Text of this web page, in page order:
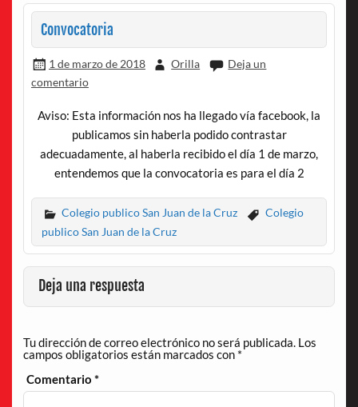
Convocatoria
1 de marzo de 2018 Orilla
Deja un
comentario
Aviso: Esta información nos ha llegado vía facebook, la
publicamos sin haberla podido contrastar
adecuadamente, al haberla recibido el día 1 de marzo,
entendemos que la convocatoria es para el día 2
Colegio publico San Juan de la Cruz
Colegio
publico San Juan de la Cruz
Deja una respuesta
Tu dirección de correo electrónico no será publicada. Los
campos obligatorios están marcados con *
Comentario*